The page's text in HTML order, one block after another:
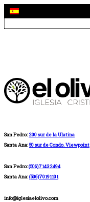
San Pedro: 200 sur de la Ulatina
Santa Ana:50 sur de Condo. Viewpoint
San Pedro:(506)71432494
Santa Ana:(506)70191101
info@iglesiaelolivo.com